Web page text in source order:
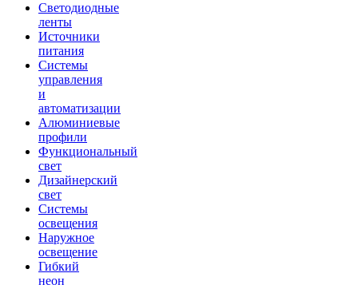
Светодиодные
ленты
Источники
питания
Системы
управления
и
автоматизации
Алюминиевые
профили
Функциональный
свет
Дизайнерский
свет
Системы
освещения
Наружное
освещение
Гибкий
неон